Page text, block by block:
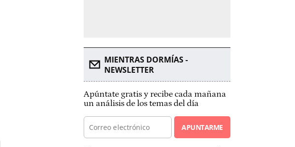
MIENTRAS DORMÍAS -
NEWSLETTER
Apúntate gratis y recibe cada mañana
un análisis de los temas del día
APUNTARME